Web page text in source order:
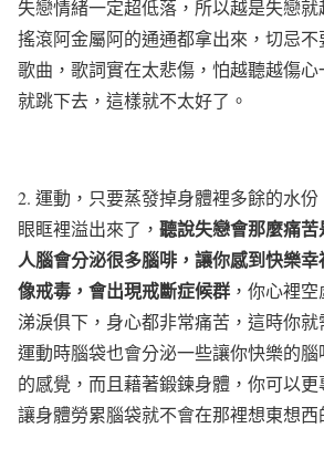
失戀情緒一定超低落，所以越是失戀
搖滾阿金屬阿的通通都拿出來， 切忌不
歌曲，歌詞實在太悲傷，怕越聽越傷
就跳下去 ，這樣就不太好了。
2. 運動，只要蒸發掉身體裡多餘的水
眼眶裡溢出來了， 聽說失戀會那麼痛
人腦會分泌很多腦啡，讓你感到快樂幸
像戒毒，會出現戒斷症候群 ，你心裡
涕淚俱下，身心都非常痛苦，這時你
運動時腦袋也會分泌一些讓你快樂的
的感覺，而且藉著鍛鍊身體，你可以更
讓身體勞累腦袋就不會在那裡想東想西